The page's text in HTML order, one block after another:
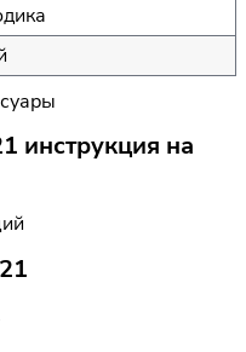
инструкция на